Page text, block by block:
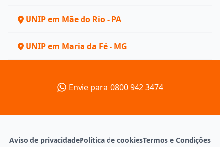
UNIP em Mãe do Rio - PA
UNIP em Maria da Fé - MG
Envie para 0800 942 3474
Aviso de privacidadePolítica de cookiesTermos e Condições